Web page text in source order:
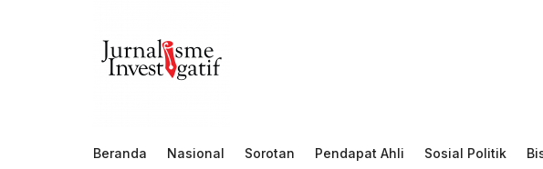
Beranda Nasional Sorotan Pendapat Ahli Sosial Politik